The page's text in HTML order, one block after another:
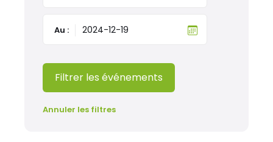
Au :
Filtrer les événements
Annuler les filtres